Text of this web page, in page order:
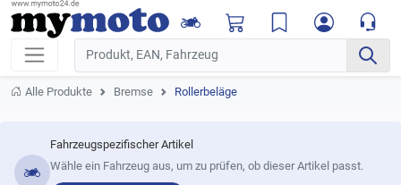
Alle Produkte Bremse Rollerbeläge
Fahrzeugspezifischer Artikel
Wähle ein Fahrzeug aus, um zu prüfen, ob dieser Artikel passt.